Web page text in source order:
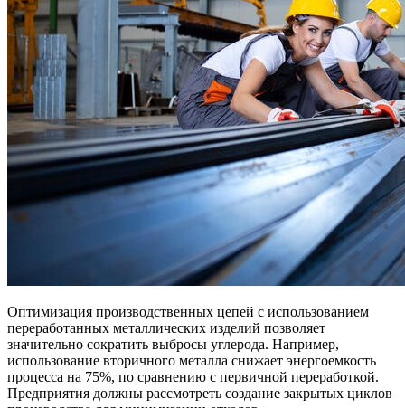
Оптимизация производственных цепей с использованием
переработанных металлических изделий позволяет
значительно сократить выбросы углерода. Например,
использование вторичного металла снижает энергоемкость
процесса на 75%, по сравнению с первичной переработкой.
Предприятия должны рассмотреть создание закрытых циклов